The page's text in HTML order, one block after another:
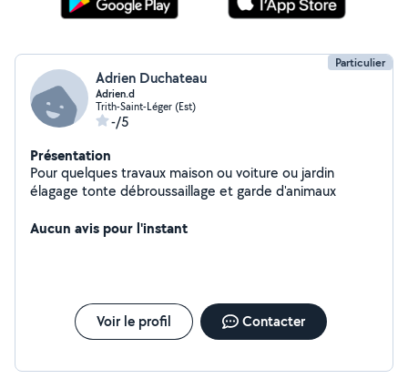
Particulier
Adrien Duchateau
Adrien.d
Trith-Saint-Léger (Est)
-/5
Présentation
Pour quelques travaux maison ou voiture ou jardin
élagage tonte débroussaillage et garde d'animaux
Aucun avis pour l'instant
Voir le profil Contacter